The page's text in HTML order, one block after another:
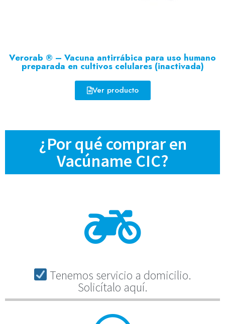
Verorab ® – Vacuna antirrábica para uso humano
preparada en cultivos celulares (inactivada)
Ver producto
¿Por qué comprar en
Vacúname CIC?
Tenemos servicio a domicilio.
Solicítalo aquí.